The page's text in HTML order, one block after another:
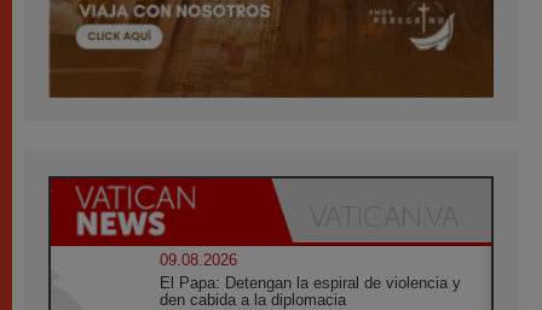
09.08.2026
El Papa: Detengan la espiral de violencia y
den cabida a la diplomacia